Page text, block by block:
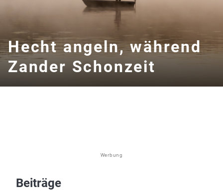
Hecht angeln, während
Zander Schonzeit
Werbung
Beiträge